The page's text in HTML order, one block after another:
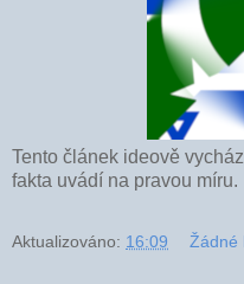
Tento článek ideově
fakta uvádí na pravou míru.
Aktualizováno: 16:09 Žádné